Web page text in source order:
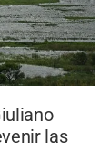
las